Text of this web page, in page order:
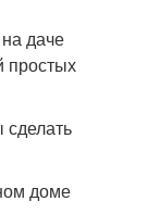
даче
простых
доме